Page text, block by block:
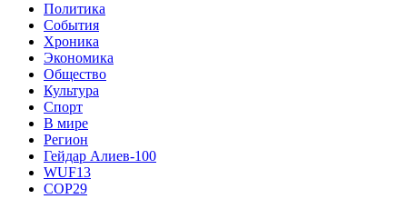
Политика
События
Хроника
Экономика
Общество
Культура
Спорт
В мире
Регион
Гейдар Алиев-100
WUF13
COP29